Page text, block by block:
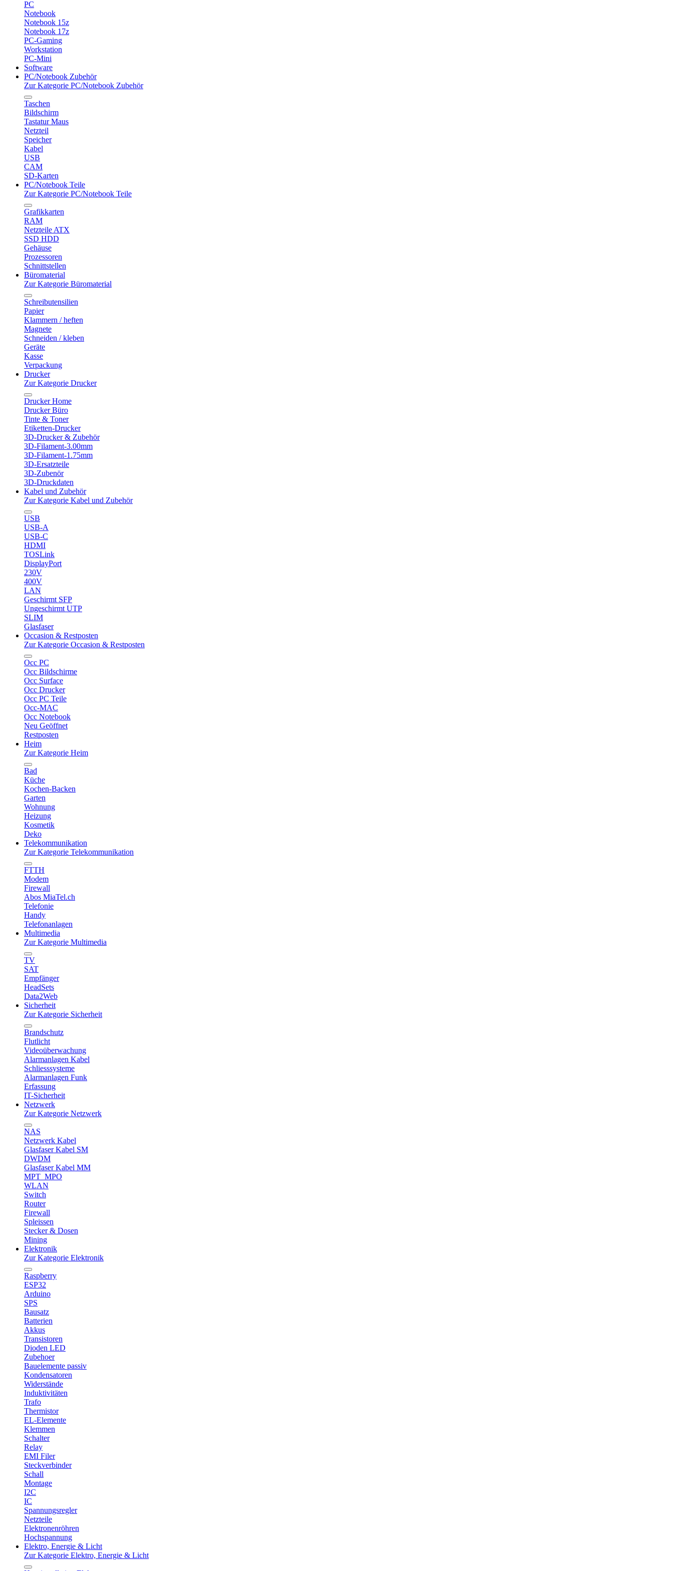
PC
Notebook
Notebook 15z
Notebook 17z
PC-Gaming
Workstation
PC-Mini
Software
PC/Notebook Zubehör
Zur Kategorie PC/Notebook Zubehör
Taschen
Bildschirm
Tastatur Maus
Netzteil
Speicher
Kabel
USB
CAM
SD-Karten
PC/Notebook Teile
Zur Kategorie PC/Notebook Teile
Grafikkarten
RAM
Netzteile ATX
SSD HDD
Gehäuse
Prozessoren
Schnittstellen
Büromaterial
Zur Kategorie Büromaterial
Schreibutensilien
Papier
Klammern / heften
Magnete
Schneiden / kleben
Geräte
Kasse
Verpackung
Drucker
Zur Kategorie Drucker
Drucker Home
Drucker Büro
Tinte & Toner
Etiketten-Drucker
3D-Drucker & Zubehör
3D-Filament-3.00mm
3D-Filament-1.75mm
3D-Ersatzteile
3D-Zubenör
3D-Druckdaten
Kabel und Zubehör
Zur Kategorie Kabel und Zubehör
USB
USB-A
USB-C
HDMI
TOSLink
DisplayPort
230V
400V
LAN
Geschirmt SFP
Ungeschirmt UTP
SLIM
Glasfaser
Occasion & Restposten
Zur Kategorie Occasion & Restposten
Occ PC
Occ Bildschirme
Occ Surface
Occ Drucker
Occ PC Teile
Occ-MAC
Occ Notebook
Neu Geöffnet
Restposten
Heim
Zur Kategorie Heim
Bad
Küche
Kochen-Backen
Garten
Wohnung
Heizung
Kosmetik
Deko
Telekommunikation
Zur Kategorie Telekommunikation
FTTH
Modem
Firewall
Abos MiaTel.ch
Telefonie
Handy
Telefonanlagen
Multimedia
Zur Kategorie Multimedia
TV
SAT
Empfänger
HeadSets
Data2Web
Sicherheit
Zur Kategorie Sicherheit
Brandschutz
Flutlicht
Videoüberwachung
Alarmanlagen Kabel
Schliesssysteme
Alarmanlagen Funk
Erfassung
IT-Sicherheit
Netzwerk
Zur Kategorie Netzwerk
NAS
Netzwerk Kabel
Glasfaser Kabel SM
DWDM
Glasfaser Kabel MM
MPT_MPO
WLAN
Switch
Router
Firewall
Spleissen
Stecker & Dosen
Mining
Elektronik
Zur Kategorie Elektronik
Raspberry
ESP32
Arduino
SPS
Bausatz
Batterien
Akkus
Transistoren
Dioden LED
Zubehoer
Bauelemente passiv
Kondensatoren
Widerstände
Induktivitäten
Trafo
Thermistor
EL-Elemente
Klemmen
Schalter
Relay
EMI Filer
Steckverbinder
Schall
Montage
I2C
IC
Spannungsregler
Netzteile
Elektronenröhren
Hochspannung
Elektro, Energie & Licht
Zur Kategorie Elektro, Energie & Licht